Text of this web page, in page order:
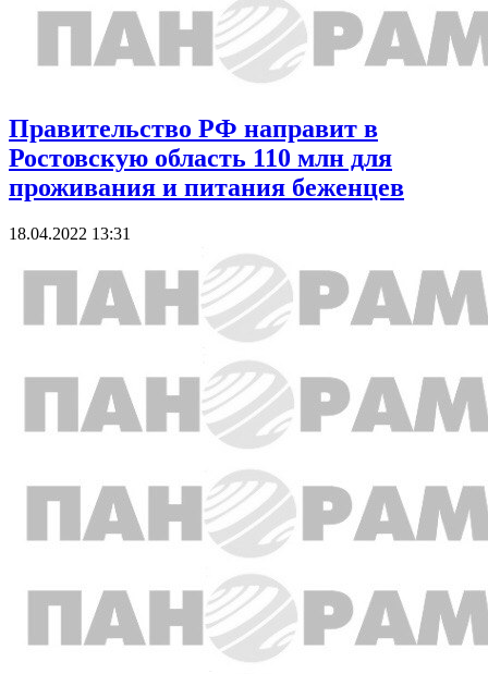
Правительство РФ направит в
Ростовскую область 110 млн для
проживания и питания беженцев
18.04.2022 13:31